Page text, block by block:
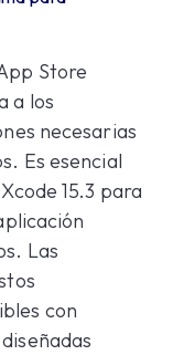
Store
a los
necesarias
Es esencial
15.3 para
Las
con